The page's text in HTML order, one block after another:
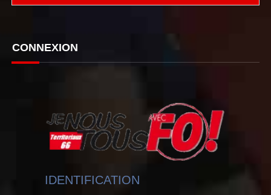
CONNEXION
IDENTIFICATION